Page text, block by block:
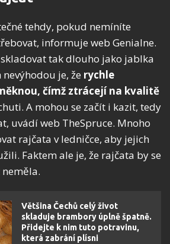
tehdy, pokud nemíníte
informuje web Genialne.
tak dlouho jako jablka
je, že rychle
čímž ztrácejí na kvalitě
A mohou se začít i kazit, tedy
uvádí web TheSpruce. Mnoho
rajčata v ledničce, aby jejich
Faktem ale je, že rajčata by se
Většina Čechů celý život
skladuje brambory úplně špatně.
Přidejte k nim tuto potravinu,
která zabrání plísni